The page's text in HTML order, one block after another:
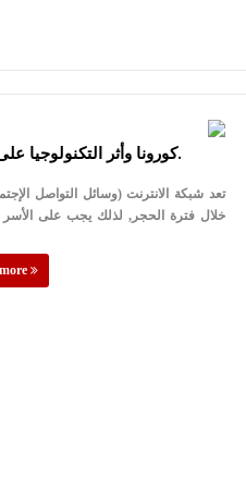
كورونا وأثر التكنولوجيا على الاطفال خلال فترة الحجر.
تعد شبكة الانترنت (وسائل التواصل
خلال فترة الحجر, لذلك يجب على الأسر